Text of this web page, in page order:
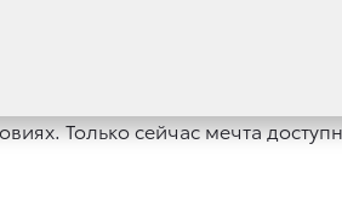
Только сейчас мечта